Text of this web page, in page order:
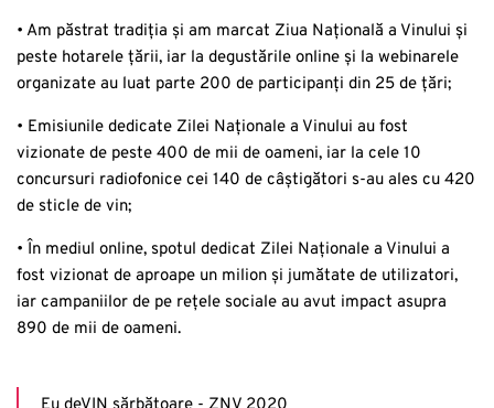
• Am păstrat tradiția și am marcat Ziua Națională a Vinului și
peste hotarele țării, iar la degustările online și la webinarele
organizate au luat parte 200 de participanți din 25 de țări;
• Emisiunile dedicate Zilei Naționale a Vinului au fost
vizionate de peste 400 de mii de oameni, iar la cele 10
concursuri radiofonice cei 140 de câștigători s-au ales cu 420
de sticle de vin;
• În mediul online, spotul dedicat Zilei Naționale a Vinului a
fost vizionat de aproape un milion și jumătate de utilizatori,
iar campaniilor de pe rețele sociale au avut impact asupra
890 de mii de oameni.